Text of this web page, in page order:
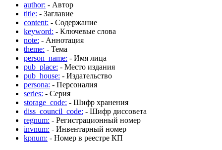
author: - Автор
title: - Заглавие
content: - Содержание
keyword: - Ключевые слова
note: - Аннотация
theme: - Тема
person_name: - Имя лица
pub_place: - Место издания
pub_house: - Издательство
persona: - Персоналия
series: - Серия
storage_code: - Шифр хранения
diss_council_code: - Шифр диссовета
regnum: - Регистрационный номер
invnum: - Инвентарный номер
kpnum: - Номер в реестре КП